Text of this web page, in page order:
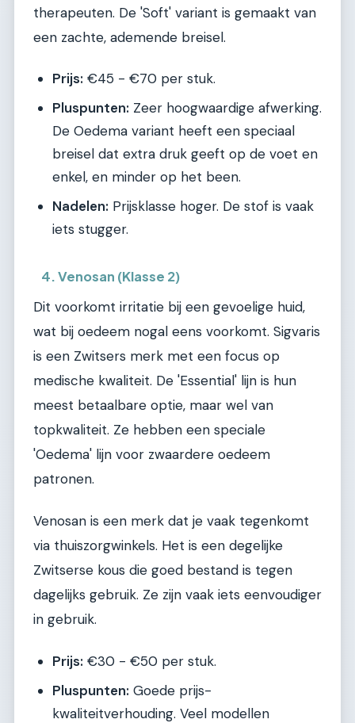
therapeuten. De 'Soft' variant is gemaakt van
een zachte, ademende breisel.
Prijs: €45 - €70 per stuk.
Pluspunten: Zeer hoogwaardige afwerking.
De Oedema variant heeft een speciaal
breisel dat extra druk geeft op de voet en
enkel, en minder op het been.
Nadelen: Prijsklasse hoger. De stof is vaak
iets stugger.
4. Venosan (Klasse 2)
Dit voorkomt irritatie bij een gevoelige huid,
wat bij oedeem nogal eens voorkomt. Sigvaris
is een Zwitsers merk met een focus op
medische kwaliteit. De 'Essential' lijn is hun
meest betaalbare optie, maar wel van
topkwaliteit. Ze hebben een speciale
'Oedema' lijn voor zwaardere oedeem
patronen.
Venosan is een merk dat je vaak tegenkomt
via thuiszorgwinkels. Het is een degelijke
Zwitserse kous die goed bestand is tegen
dagelijks gebruik. Ze zijn vaak iets eenvoudiger
in gebruik.
Prijs: €30 - €50 per stuk.
Pluspunten: Goede prijs-
kwaliteitverhouding. Veel modellen